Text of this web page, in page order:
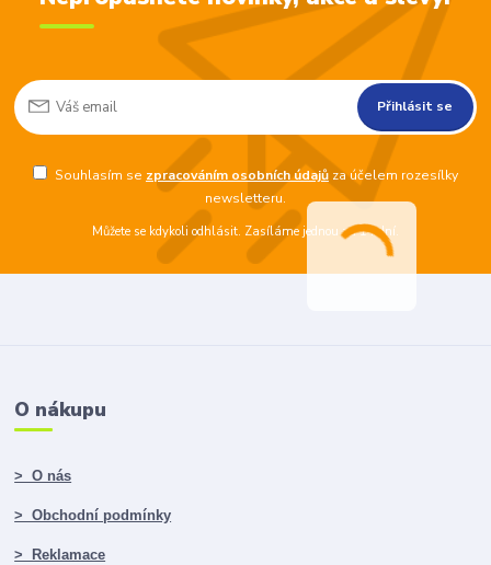
Přihlásit se
Souhlasím se zpracováním osobních údajůza účelem rozesílky
newsletteru.
Můžete se kdykoli odhlásit. Zasíláme jednou za 14 dní.
O nákupu
> O nás
> Obchodní podmínky
> Reklamace